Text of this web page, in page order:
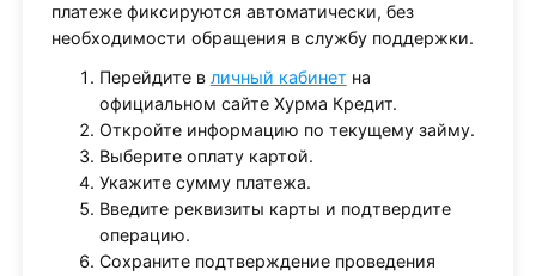
платеже фиксируются автоматически, без
необходимости обращения в службу поддержки.
Перейдите в личный кабинет на
официальном сайте Хурма Кредит.
Откройте информацию по текущему займу.
Выберите оплату картой.
Укажите сумму платежа.
Введите реквизиты карты и подтвердите
операцию.
Сохраните подтверждение проведения